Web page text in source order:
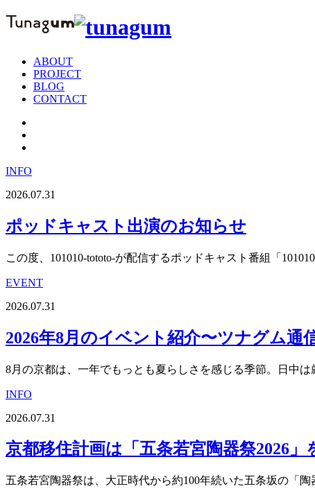
ABOUT
PROJECT
BLOG
CONTACT
INFO
2026.07.31
ポッドキャスト出演のお知らせ
この度、101010-tototo-が配信するポッドキャスト番組「
EVENT
2026.07.31
2026年8月のイベント紹介〜ツナグム通
8月の京都は、一年でもっとも夏らしさを感じる季節。日中
INFO
2026.07.31
京都移住計画は「五条若宮陶器祭2026
五条若宮陶器祭は、大正時代から約100年続いた五条坂の「